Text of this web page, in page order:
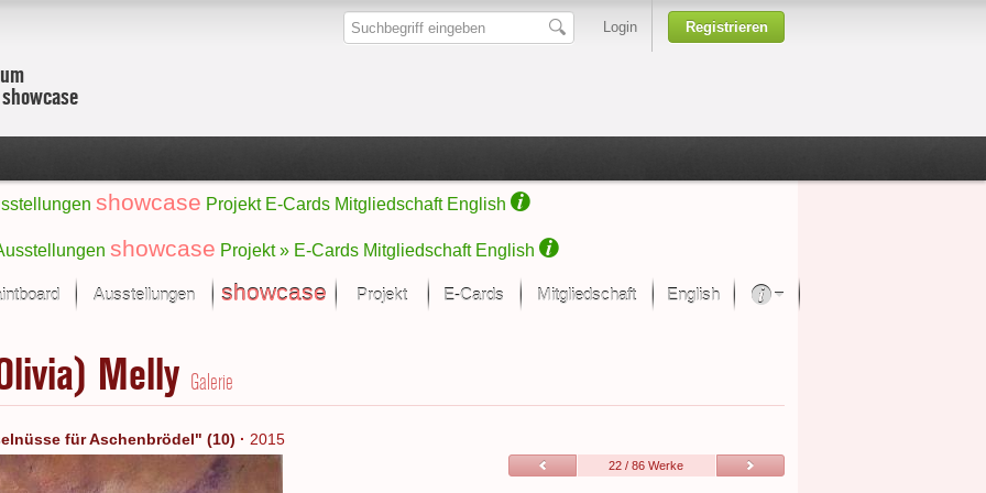
Login Registrieren
showcase Projekt E-Cards Mitgliedschaft English
showcase Projekt » E-Cards Mitgliedschaft English
im Fokus
Auswahl
Malerei
Skulptur/Plastik
Digital Art
Grafik
Fotografie
Ausstellungen showcase Projekt E-Cards Mitgliedschaft English
Kunsthäuser
Melly Galerie
für Aschenbrödel" (10) · 2015
22 / 86 Werke